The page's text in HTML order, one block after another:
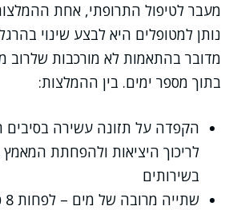
מעבר לטיפול התרופתי, אחת
נותן למטופלים היא לבצע שינוי
מדובר בהתאמות לא מורכבות שלרוב
בתוך מספר ימים. בין ההמלצות:
הקפדה על תזונה עשירה בסיבים
לריכוך היציאות ולהפחתת המאמץ
בשירותים
שתייה מרובה של מים – לפחות 8 כוסות ביום